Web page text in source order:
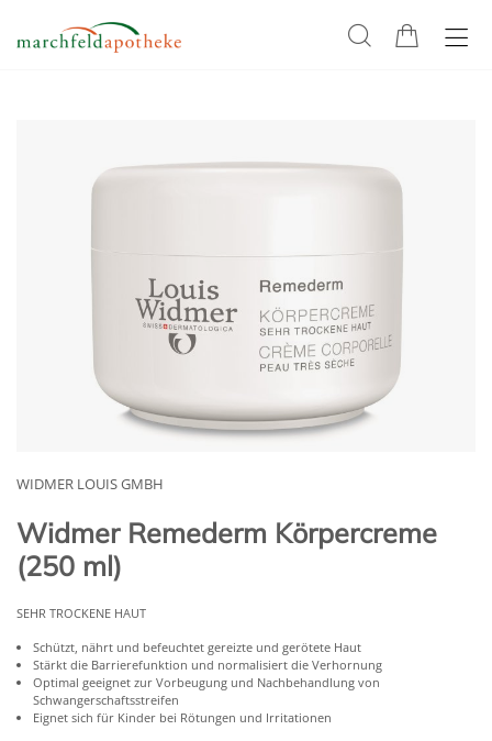
WIDMER LOUIS GMBH
Widmer Remederm Körpercreme
(250 ml)
SEHR TROCKENE HAUT
Schützt, nährt und befeuchtet gereizte und gerötete Haut
Stärkt die Barrierefunktion und normalisiert die Verhornung
Optimal geeignet zur Vorbeugung und Nachbehandlung von
Schwangerschaftsstreifen
Eignet sich für Kinder bei Rötungen und Irritationen